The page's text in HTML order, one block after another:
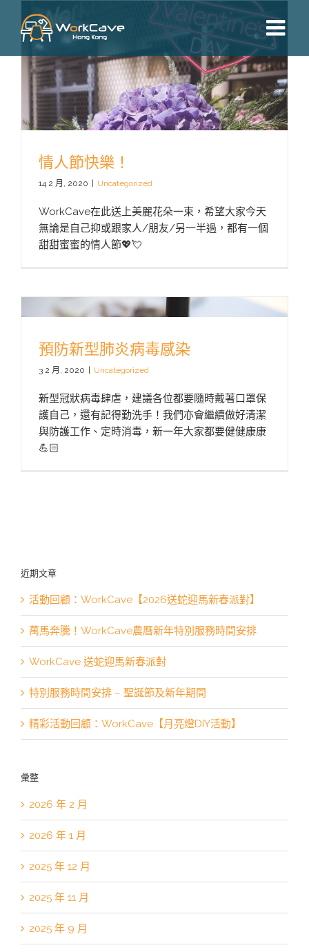
content
情人節快樂！
14 2 月, 2020 Uncategorized
WorkCave在此送上美麗花朵一束，希望大家今天
無論是自己抑或跟家人/朋友/另一半過，都有一個
甜甜蜜蜜的情人節💖💘
預防新型肺炎病毒感染
3 2 月, 2020 | Uncategorized
新型冠狀病毒肆虐，建議各位都要隨時戴著口罩保
護自己，還有記得勤洗手！我們亦會繼續做好清潔
與防護工作、定時消毒，新一年大家都要健健康康
💪🏻
近期文章
活動回顧：WorkCave【2026送蛇迎馬新春派對】
萬馬奔騰！WorkCave農曆新年特別服務時間安排
WorkCave 送蛇迎馬新春派對
特別服務時間安排 – 聖誕節及新年期間
精彩活動回顧：WorkCave【月亮燈DIY活動】
彙整
2026 年 2 月
2026 年 1 月
2025 年 12 月
2025 年 11 月
2025 年 9 月